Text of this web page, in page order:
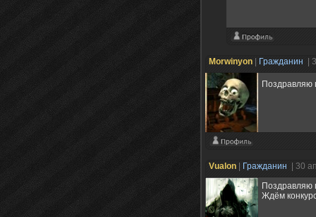
Morwinyon Гражданин |
Vualon Гражданин
| 30
Поздравляю
Ждём